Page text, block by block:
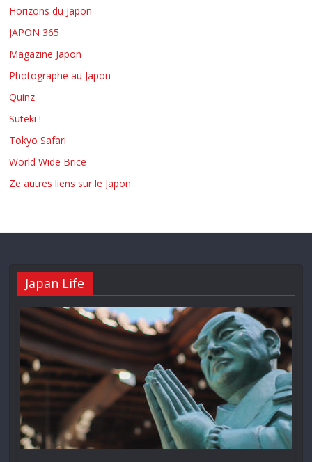
Horizons du Japon
JAPON 365
Magazine Japon
Photographe au Japon
Quinz
Suteki !
Tokyo Safari
World Wide Brice
Ze autres liens sur le Japon
Japan Life